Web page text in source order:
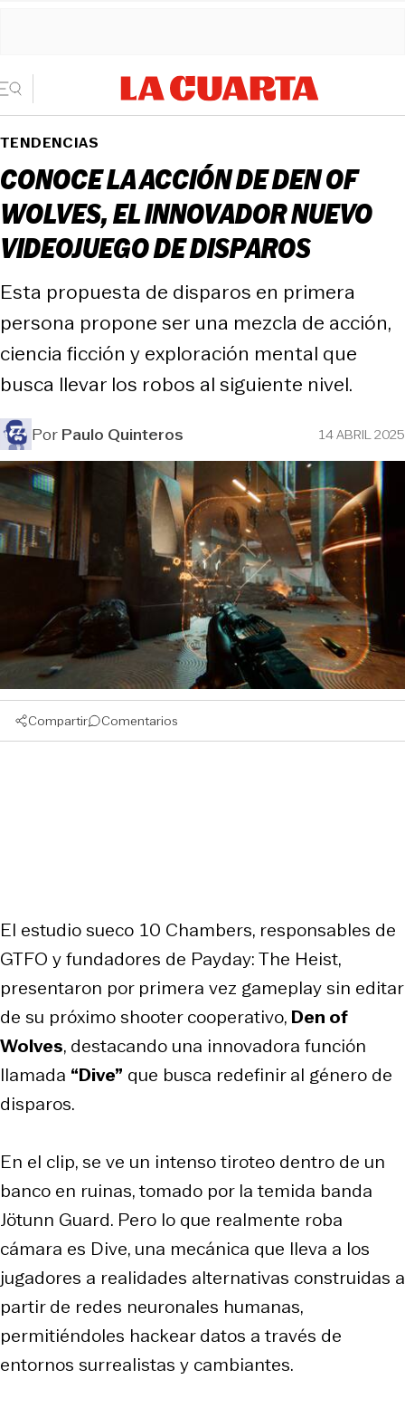
TENDENCIAS
CONOCE LA ACCIÓN DE DEN OF
WOLVES, EL INNOVADOR NUEVO
VIDEOJUEGO DE DISPAROS
Esta propuesta de disparos en primera
persona propone ser una mezcla de acción,
ciencia ficción y exploración mental que
busca llevar los robos al siguiente nivel.
PorPaulo Quinteros 14 ABRIL 2025
Compartir Comentarios
El estudio sueco 10 Chambers, responsables de
GTFO y fundadores de Payday: The Heist,
presentaron por primera vez gameplay sin editar
de su próximo shooter cooperativo, Den of
Wolves, destacando una innovadora función
llamada “Dive” que busca redefinir al género de
disparos.
En el clip, se ve un intenso tiroteo dentro de un
banco en ruinas, tomado por la temida banda
Jötunn Guard. Pero lo que realmente roba
cámara es Dive, una mecánica que lleva a los
jugadores a realidades alternativas construidas a
partir de redes neuronales humanas,
permitiéndoles hackear datos a través de
entornos surrealistas y cambiantes.